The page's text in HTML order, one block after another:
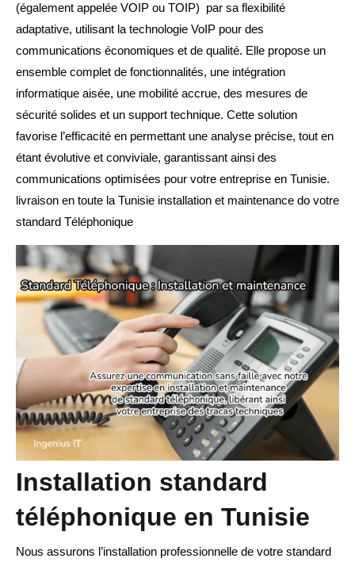
(également appelée VOIP ou TOIP) par sa flexibilité
adaptative, utilisant la technologie VoIP pour des
communications économiques et de qualité. Elle propose un
ensemble complet de fonctionnalités, une intégration
informatique aisée, une mobilité accrue, des mesures de
sécurité solides et un support technique. Cette solution
favorise l’efficacité en permettant une analyse précise, tout en
étant évolutive et conviviale, garantissant ainsi des
communications optimisées pour votre entreprise en Tunisie.
livraison en toute la Tunisie installation et maintenance do votre
standard Téléphonique
Installation standard
téléphonique en Tunisie
Nous assurons l’installation professionnelle de votre standard